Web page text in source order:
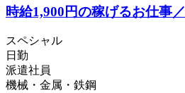
時給1,900円の稼げるお仕事
スペシャル
日勤
派遣社員
機械・金属・鉄鋼